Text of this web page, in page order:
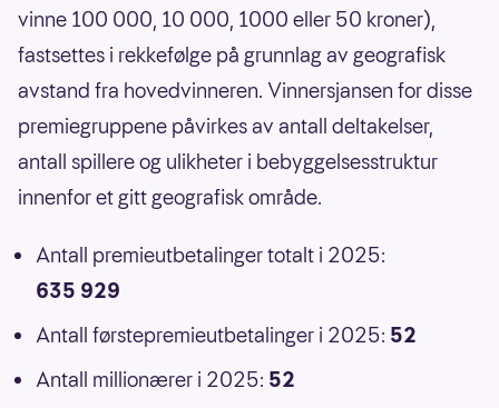
vinne 100 000, 10 000, 1000 eller 50 kroner),
fastsettes i rekkefølge på grunnlag av geografisk
avstand fra hovedvinneren. Vinnersjansen for disse
premiegruppene påvirkes av antall deltakelser,
antall spillere og ulikheter i bebyggelsesstruktur
innenfor et gitt geografisk område.
Antall premieutbetalinger totalt i 2025:
635 929
Antall førstepremieutbetalinger i 2025: 52
Antall millionærer i 2025: 52